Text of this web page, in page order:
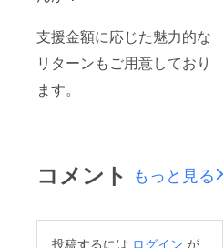
支援金額に応じた魅力的な
リターンもご用意しており
ます。
コメント もっと見る
投稿するには ログイン が